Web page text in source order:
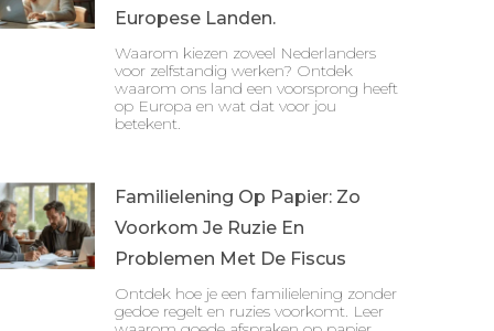
Europese Landen.
Waarom kiezen zoveel Nederlanders
voor zelfstandig werken? Ontdek
waarom ons land een voorsprong heeft
op Europa en wat dat voor jou
betekent.
Familielening Op Papier: Zo
Voorkom Je Ruzie En
Problemen Met De Fiscus
Ontdek hoe je een familielening zonder
gedoe regelt en ruzies voorkomt. Leer